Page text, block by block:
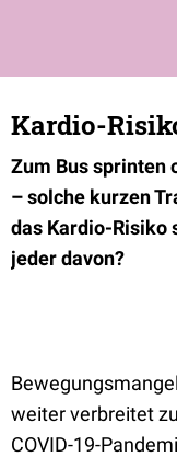
Kardio-
Zum Bus sprinten
– solche kurzen
das Kardio-Risiko
jeder davon?
weiter verbreitet
COVID-19-